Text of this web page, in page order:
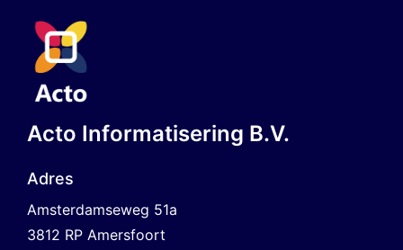
Acto Informatisering B.V.
Adres
Amsterdamseweg 51a
3812 RP Amersfoort